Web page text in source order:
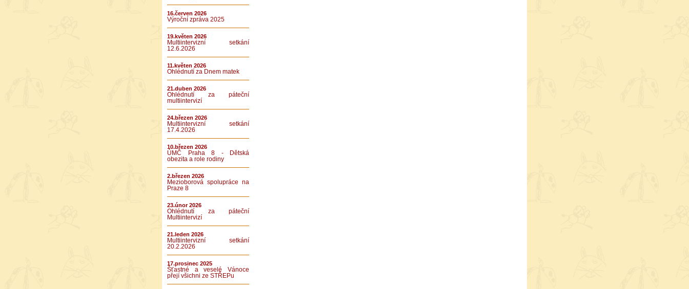
16.červen 2026
Výroční zpráva 2025
19.květen 2026
Multiintervizní setkání
12.6.2026
11.květen 2026
Ohlédnutí za Dnem matek
21.duben 2026
Ohlédnutí za páteční
multiintervizí
24.březen 2026
Multiintervizní setkání
17.4.2026
10.březen 2026
ÚMČ Praha 8 - Dětská
obezita a role rodiny
2.březen 2026
Mezioborová spolupráce na
Praze 8
23.únor 2026
Ohlédnutí za páteční
Multiintervizí
21.leden 2026
Multiintervizní setkání
20.2.2026
17.prosinec 2025
Šťastné a veselé Vánoce
přejí všichni ze STŘEPu